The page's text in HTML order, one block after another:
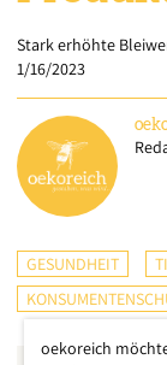
Stark erhöhte
1/16/2023
GESUNDHEIT
oekoreich